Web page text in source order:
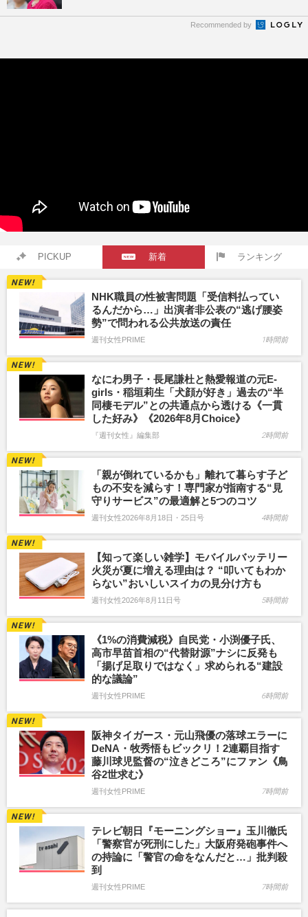
Recommended by
PICKUP 新着 ランキング
NHK職員の性被害問題「受信料払ってい
るんだから…」出演者非公表の“逃げ腰姿
勢”で問われる公共放送の責任
週刊女性PRIME 1時間前
なにわ男子・長尾謙杜と熱愛報道の元E-
girls・稲垣莉生「犬顔が好き」過去の“半
同棲モデル”との共通点から透ける《一貫
した好み》《2026年8月Choice》
『週刊女性』編集部 2時間前
「親が倒れているかも」離れて暮らす子ど
もの不安を減らす！専門家が指南する“見
守りサービス”の最適解と5つのコツ
週刊女性2026年8月18日・25日号 4時間前
【知って楽しい雑学】モバイルバッテリー
火災が夏に増える理由は？ “叩いてもわか
らない”おいしいスイカの見分け方も
週刊女性2026年8月11日号 5時間前
《1%の消費減税》自民党・小渕優子氏、
高市早苗首相の“代替財源”ナシに反発も
「揚げ足取りではなく」求められる“建設
的な議論”
週刊女性PRIME 6時間前
阪神タイガース・元山飛優の落球エラーに
DeNA・牧秀悟もビックリ！2連覇目指す
藤川球児監督の“泣きどころ”にファン《鳥
谷2世求む》
週刊女性PRIME 7時間前
テレビ朝日『モーニングショー』玉川徹氏
「警察官が死刑にした」大阪府発砲事件へ
の持論に「警官の命をなんだと…」批判殺
到
週刊女性PRIME 7時間前